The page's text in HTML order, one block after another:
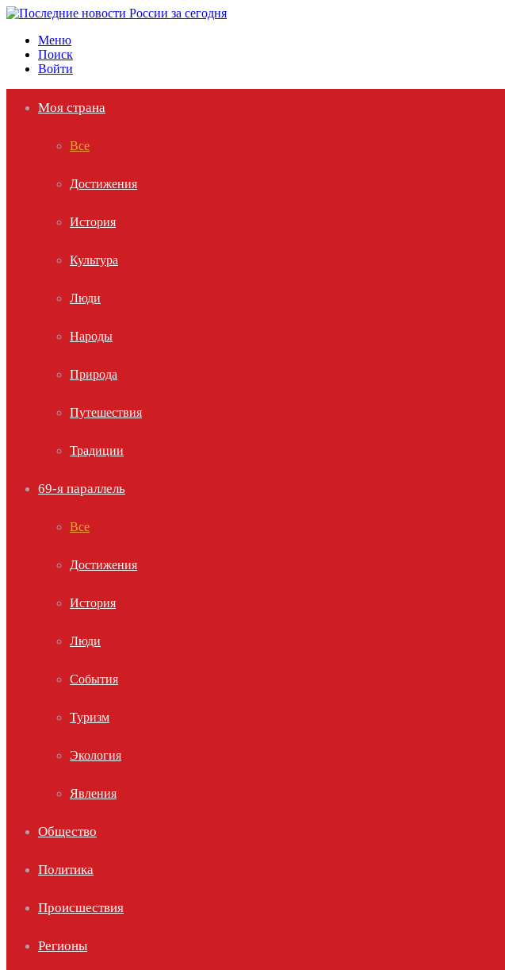
Меню
Поиск
Войти
Моя страна
Все
Достижения
История
Культура
Люди
Народы
Природа
Путешествия
Традиции
69-я параллель
Все
Достижения
История
Люди
События
Туризм
Экология
Явления
Общество
Политика
Происшествия
Регионы